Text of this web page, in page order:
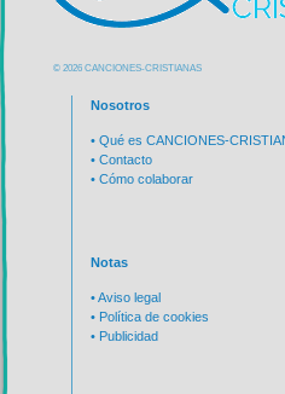
© 2026 CANCIONES-CRISTIANAS
Nosotros
• Qué es CANCIONES-
• Contacto
• Cómo colaborar
Notas
•Aviso legal
• Política de cookies
• Publicidad